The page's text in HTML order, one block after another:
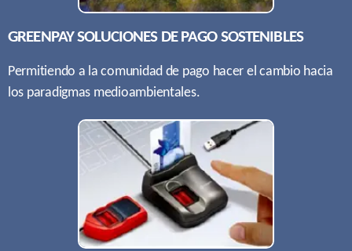
GREENPAY SOLUCIONES DE PAGO SOSTENIBLES
Permitiendo a la comunidad de pago hacer el cambio hacia
los paradigmas medioambientales.